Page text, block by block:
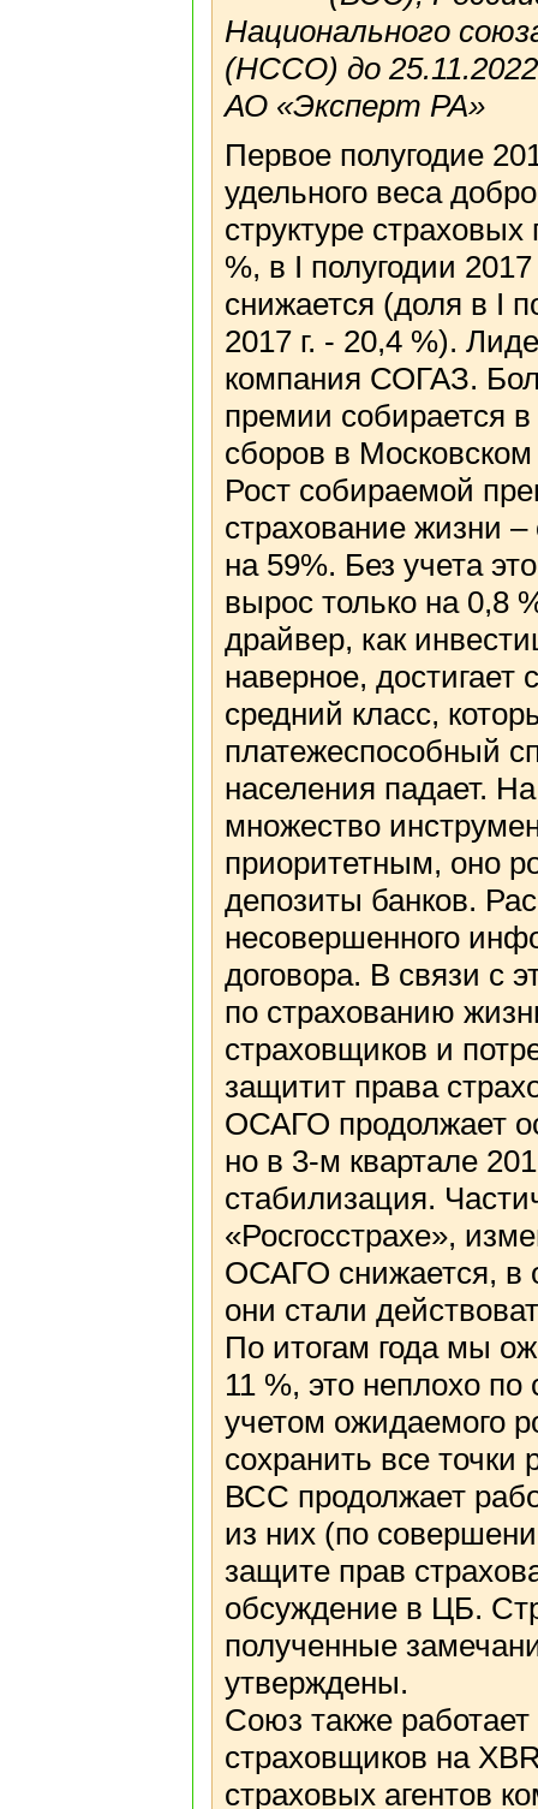
Национального
(НССО) до
АО «Эксперт РА»
Первое полугодие
удельного веса
структуре
%, в I полугодии
снижается (доля в I
2017 г. - 20,4 %).
компания СОГАЗ.
премии собирается
сборов в
Рост собираемой
страхование жизни
на 59%. Без учета
вырос только на 0,8
драйвер, как
наверное, достигает
средний класс,
платежеспособный
населения падает.
множество
приоритетным, оно
депозиты банков.
несовершенного
договора. В связи с
по страхованию
страховщиков и
защитит права
ОСАГО продолжает
но в 3-м квартале
стабилизация.
«Росгосстрахе»,
ОСАГО снижается, в
они стали
По итогам года мы
11 %, это неплохо
учетом ожидаемого
сохранить все
ВСС продолжает
из них (по
защите прав
обсуждение в ЦБ.
полученные
утверждены.
Союз также
страховщиков на
страховых агентов